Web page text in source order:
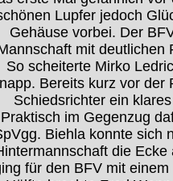
Lupfer jedoch
Gehäuse vorbei. Der
mit deutlichen
So scheiterte Mirko
Bereits kurz vor der
Schiedsrichter ein
Praktisch im Gegenzug
Biehla konnte sich
die
für den BFV mit